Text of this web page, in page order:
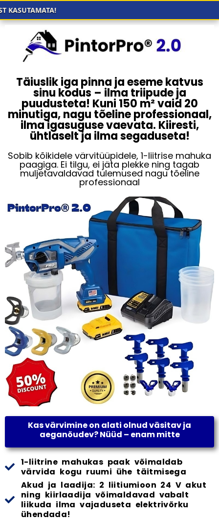
Täiuslik iga pinna ja eseme katvus
sinu kodus – ilma triipude ja
puudusteta! Kuni 150 m² vaid 20
minutiga, nagu tõeline professionaal,
ilma igasuguse vaevata. Kiiresti,
ühtlaselt ja ilma segaduseta!
Sobib kõikidele värvitüüpidele, 1-liitrise mahuka
paagiga. Ei tilgu, ei jäta plekke ning tagab
muljetavaldavad tulemused nagu tõeline
professionaal
Kas värvimine on alati olnud väsitav ja
aeganõudev? Nüüd – enam mitte
1-liitrine mahukas paak võimaldab
värvida kogu ruumi ühe täitmisega
Akud ja laadija: 2 liitiumioon 24 V akut
ning kiirlaadija võimaldavad vabalt
liikuda ilma vajaduseta elektrivõrku
ühendada!